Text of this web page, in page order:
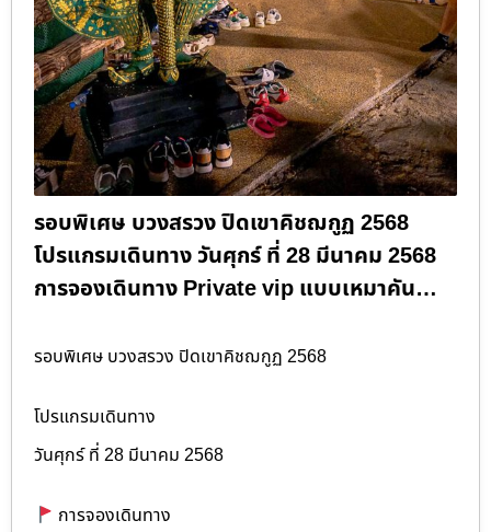
รอบพิเศษ บวงสรวง ปิดเขาคิชฌกูฏ 2568
โปรแกรมเดินทาง วันศุกร์ ที่ 28 มีนาคม 2568
การจองเดินทาง Private vip แบบเหมาคัน…
รอบพิเศษ บวงสรวง ปิดเขาคิชฌกูฏ 2568
โปรแกรมเดินทาง
วันศุกร์ ที่ 28 มีนาคม 2568
การจองเดินทาง